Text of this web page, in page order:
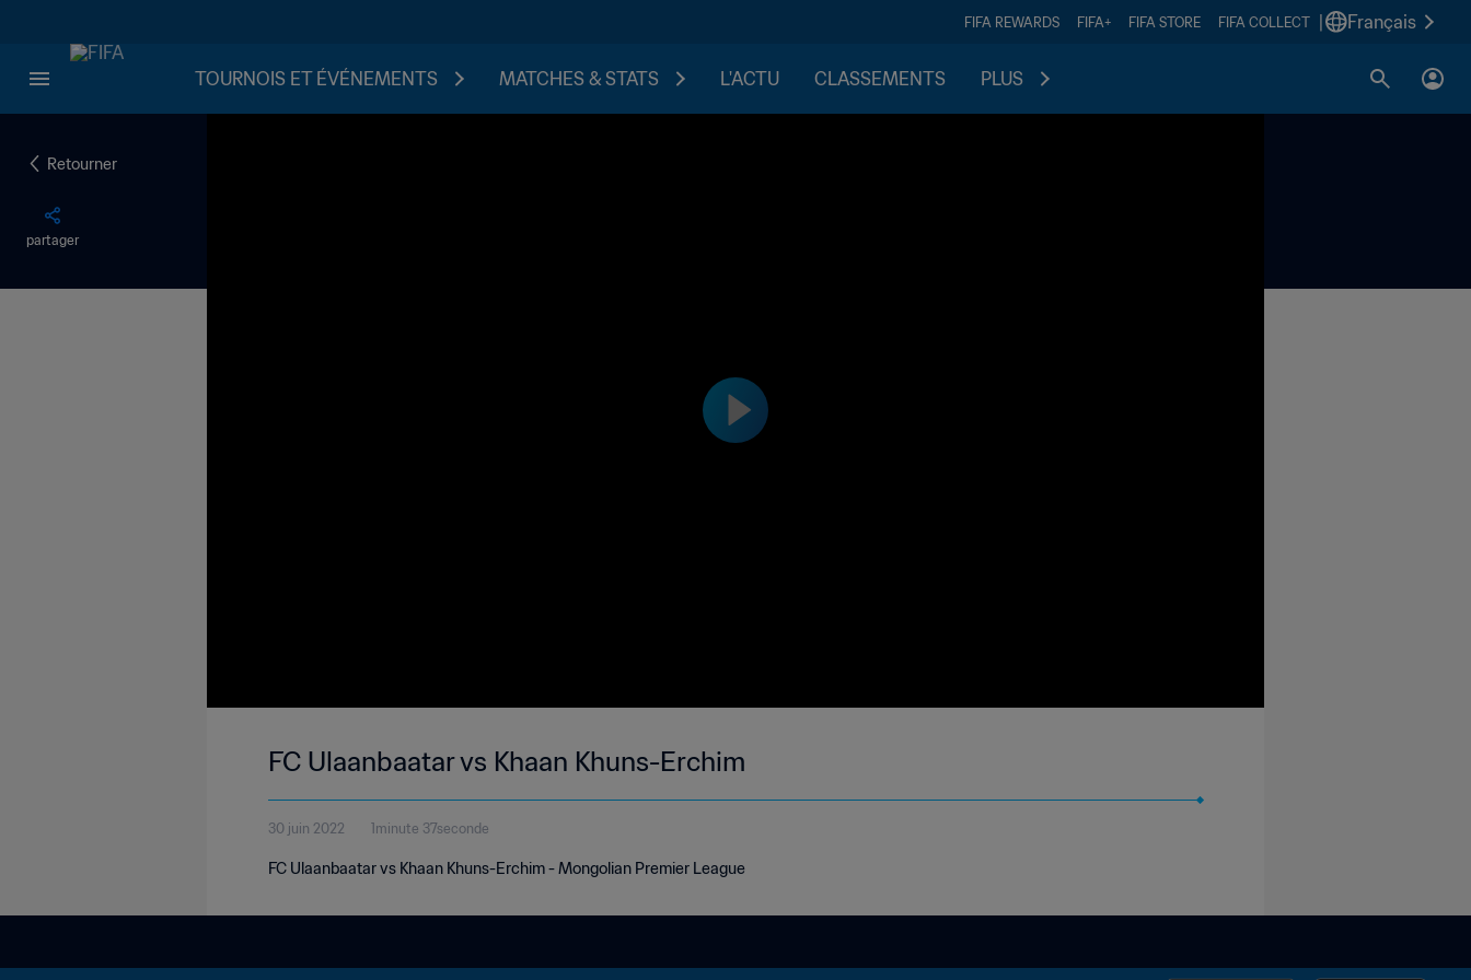
FIFA REWARDS FIFA+ FIFA STORE FIFA COLLECT Français
TOURNOIS ET ÉVÉNEMENTS MATCHES & STATS L'ACTU CLASSEMENTS PLUS
Retourner
partager
FC Ulaanbaatar vs Khaan Khuns-Erchim
30 juin 2022 1minute 37seconde
FC Ulaanbaatar vs Khaan Khuns-Erchim - Mongolian Premier League